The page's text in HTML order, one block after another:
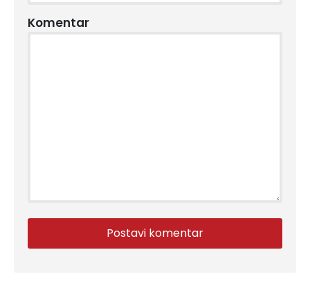
Komentar